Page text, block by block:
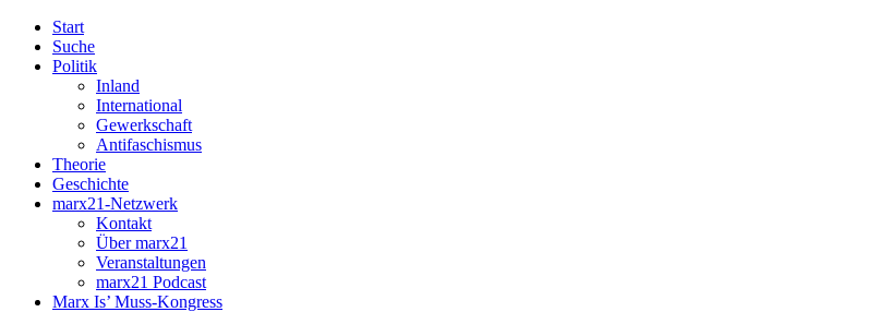
Start
Suche
Politik
Inland
International
Gewerkschaft
Antifaschismus
Theorie
Geschichte
marx21-Netzwerk
Kontakt
Über marx21
Veranstaltungen
marx21 Podcast
Marx Is’ Muss-Kongress